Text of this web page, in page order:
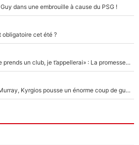
dans une embrouille à cause du PSG !
obligatoire cet été ?
Mercato - OM - «Dès que je prends un club, je t’appellerai» : La promesse de Marcelino au moment de claquer la porte
Victime de racisme contre Murray, Kyrgios pousse un énorme coup de gueule !